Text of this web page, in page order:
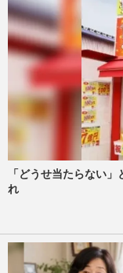
「どうせ当たらない
れ